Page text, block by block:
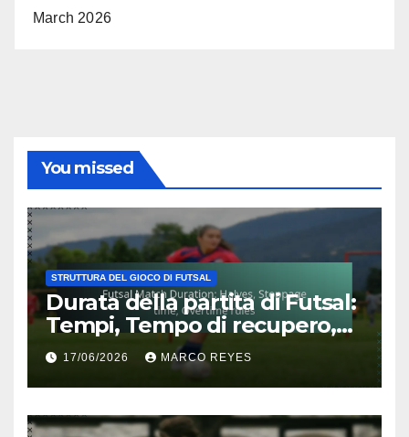
March 2026
You missed
STRUTTURA DEL GIOCO DI FUTSAL
Durata della partita di Futsal:
Tempi, Tempo di recupero,
Regole del tempo
supplementare
17/06/2026 MARCO REYES